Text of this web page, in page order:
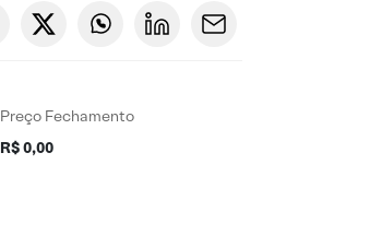
Preço Fechamento
R$ 0,00